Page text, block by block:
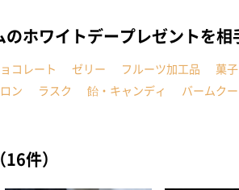
ホワイトデープレゼントを
コレート ゼリー フルーツ加工品
菓
ン ラスク 飴・キャンディ バームク
件）